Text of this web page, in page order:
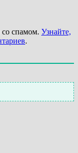
со спамом. Узнайте,
.